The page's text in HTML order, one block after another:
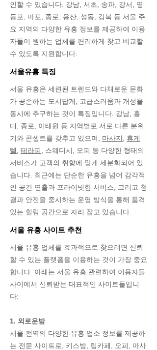
인할 수 있습니다. 강남, 서초, 송파, 강서, 영
등포, 마포, 종로, 용산, 성동, 강북 등 서울 주
요 지역의 다양한 유흥 정보를 제공하여 이용
자들이 원하는 업체를 편리하게 찾고 비교할
수 있도록 지원합니다.
서울유흥 특징
서울 유흥은 세련된 트렌드와 다채로운 문화
가 공존하는 도시답게, 고급스러움과 개성을
동시에 추구하는 것이 특징입니다. 강남, 홍
대, 종로, 이태원 등 지역별로 서로 다른 분위
기와 콘셉트를 갖추고 있으며, 마사지
휴게
텔
테라피
, 스웨디시, 오피 등 다양한 형태의
서비스가 고객의 취향에 맞게 세분화되어 있
습니다. 최근에는 단순한 유흥을 넘어 감각적
인 공간 연출과 프라이빗한 서비스, 그리고 청
결과 안전을 중시하는 운영 방식을 통해 품격
있는 힐링 공간으로 자리 잡고 있습니다.
서울 유흥 사이트 추천
서울 유흥 업체를 효과적으로 찾으려면 신뢰
할 수 있는 플랫폼을 이용하는 것이 가장 중요
합니다. 아래는 서울 유흥 관련하여 이용자들
사이에서 신뢰받는 대표적인 사이트들입니
다:
1. 외로운밤
서울 전역의 다양한 유흥 업소 정보를 제공하
는 전문 사이트로, 키스방, 립카페, 오피, 마사